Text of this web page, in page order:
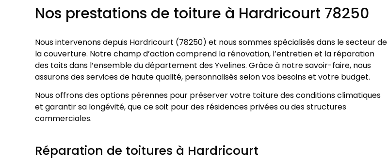
Nos prestations de toiture à Hardricourt 78250
Nous intervenons depuis Hardricourt (78250) et nous sommes spécialisés dans le secteur de
la couverture. Notre champ d’action comprend la rénovation, l’entretien et la réparation
des toits dans l’ensemble du département des Yvelines. Grâce à notre savoir-faire, nous
assurons des services de haute qualité, personnalisés selon vos besoins et votre budget.
Nous offrons des options pérennes pour préserver votre toiture des conditions climatiques
et garantir sa longévité, que ce soit pour des résidences privées ou des structures
commerciales.
Réparation de toitures à Hardricourt